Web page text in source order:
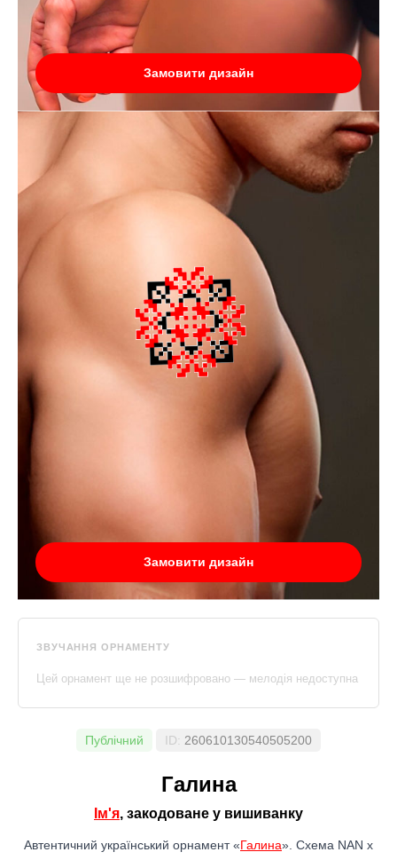
Замовити дизайн
Замовити дизайн
ЗВУЧАННЯ ОРНАМЕНТУ
Цей орнамент ще не розшифровано — мелодія недоступна
Публічний ID: 260610130540505200
Галина
Ім'я, закодоване у вишиванку
Автентичний український орнамент «Галина». Схема NAN x